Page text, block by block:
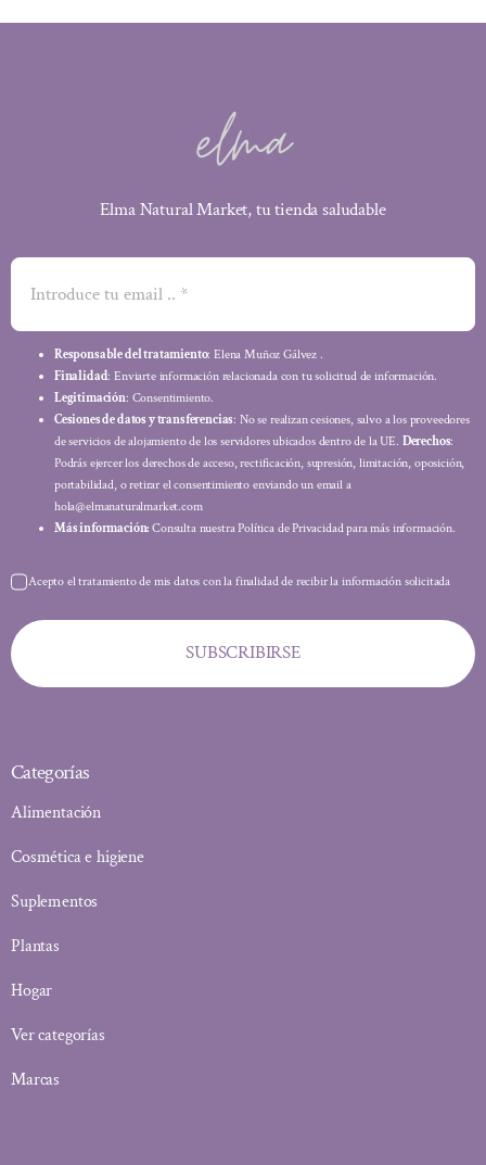
Elma Natural Market, tu tienda saludable
Responsable del tratamiento: Elena Muñoz Gálvez .
Finalidad: Enviarte información relacionada con tu solicitud de información.
Legitimación: Consentimiento.
Cesiones de datos y transferencias: No se realizan cesiones, salvo a los proveedores
de servicios de alojamiento de los servidores ubicados dentro de la UE. Derechos:
Podrás ejercer los derechos de acceso, rectificación, supresión, limitación, oposición,
portabilidad, o retirar el consentimiento enviando un email a
hola@elmanaturalmarket.com
Más información: Consulta nuestra Política de Privacidad para más información.
Acepto el tratamiento de mis datos con la finalidad de recibir la información solicitada
SUBSCRIBIRSE
Categorías
Alimentación
Cosmética e higiene
Suplementos
Plantas
Hogar
Ver categorías
Marcas